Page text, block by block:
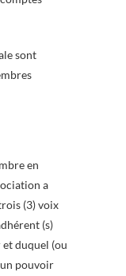
sont
en
a
(3) voix
(s)
et duquel (ou
pouvoir